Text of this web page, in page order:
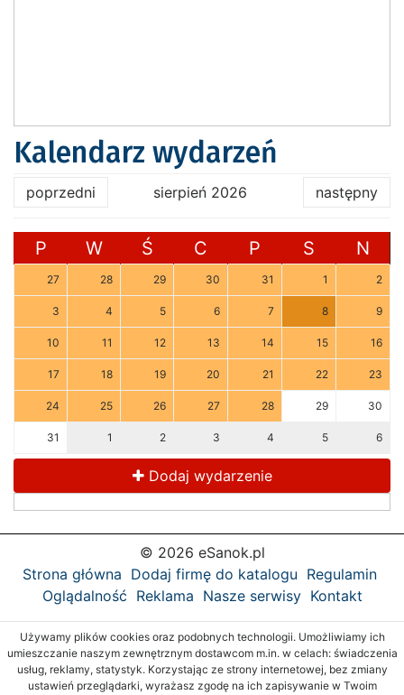
Kalendarz wydarzeń
poprzedni sierpień 2026 następny
P W Ś C P S N
27 28 29 30 31 1 2
3 4 5 6 7 8 9
10 11 12 13 14 15 16
17 18 19 20 21 22 23
24 25 26 27 28 29 30
31 1 2 3 4 5 6
Dodaj wydarzenie
© 2026 eSanok.pl
Strona główna Dodaj firmę do katalogu Regulamin
Oglądalność Reklama Nasze serwisy Kontakt
Używamy plików cookies oraz podobnych technologii. Umożliwiamy ich
umieszczanie naszym zewnętrznym dostawcom m.in. w celach: świadczenia
usług, reklamy, statystyk. Korzystając ze strony internetowej, bez zmiany
ustawień przeglądarki, wyrażasz zgodę na ich zapisywanie w Twoim